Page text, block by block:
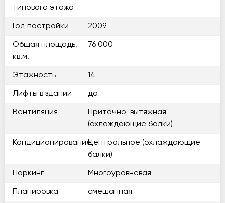
типового этажа
Год постройки 2009
Общая площадь,
кв.м.
76 000
Этажность 14
Лифты в здании да
Вентиляция
Приточно-вытяжная
(охлаждающие балки)
КондиционированиеЦентральное (охлаждающие
балки)
Паркинг Многоуровневая
Планировка смешанная